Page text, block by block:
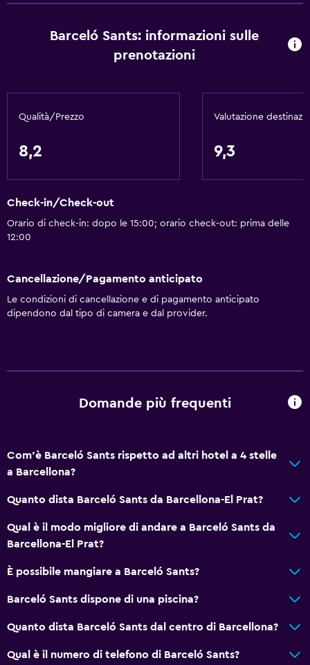
Barceló Sants: informazioni sulle
prenotazioni
Qualità/Prezzo
8,2
Valutazione
9,3
Check-in/Check-out
Orario di check-in: dopo le 15:00; orario check-out: prima delle
12:00
Cancellazione/Pagamento anticipato
Le condizioni di cancellazione e di pagamento anticipato
dipendono dal tipo di camera e dal provider.
Domande più frequenti
Com'è Barceló Sants rispetto ad altri hotel a 4 stelle
a Barcellona?
Quanto dista Barceló Sants da Barcellona-El Prat?
Qual è il modo migliore di andare a Barceló Sants da
Barcellona-El Prat?
È possibile mangiare a Barceló Sants?
Barceló Sants dispone di una piscina?
Quanto dista Barceló Sants dal centro di Barcellona?
Qual è il numero di telefono di Barceló Sants?